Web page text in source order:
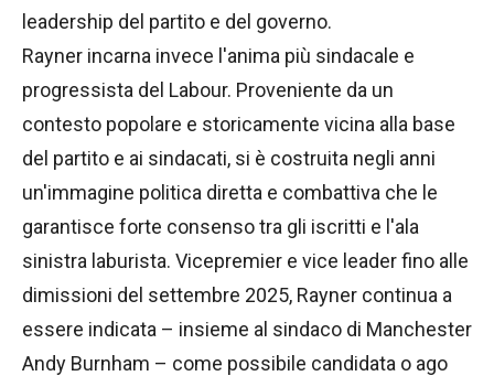
leadership del partito e del governo.
Rayner incarna invece l'anima più sindacale e
progressista del Labour. Proveniente da un
contesto popolare e storicamente vicina alla base
del partito e ai sindacati, si è costruita negli anni
un'immagine politica diretta e combattiva che le
garantisce forte consenso tra gli iscritti e l'ala
sinistra laburista. Vicepremier e vice leader fino alle
dimissioni del settembre 2025, Rayner continua a
essere indicata – insieme al sindaco di Manchester
Andy Burnham – come possibile candidata o ago